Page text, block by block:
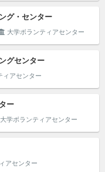
グ・センター
大学ボランティアセンター
グセンター
ィアセンター
ー
大学ボランティアセンター
アセンター